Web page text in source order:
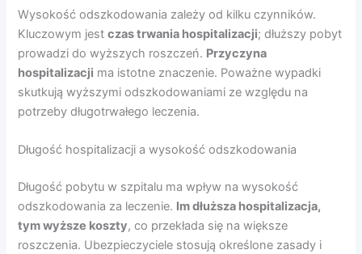
Wysokość odszkodowania zależy od kilku czynników.
Kluczowym jestczas trwania hospitalizacji; dłuższy pobyt
prowadzi do wyższych roszczeń. Przyczyna
hospitalizacji ma istotne znaczenie. Poważne wypadki
skutkują wyższymi odszkodowaniami ze względu na
potrzeby długotrwałego leczenia.
Długość hospitalizacji a wysokość odszkodowania
Długość pobytu w szpitalu ma wpływ na wysokość
odszkodowania za leczenie. Im dłuższa hospitalizacja,
tym wyższe koszty, co przekłada się na większe
roszczenia. Ubezpieczyciele stosują określone zasady i